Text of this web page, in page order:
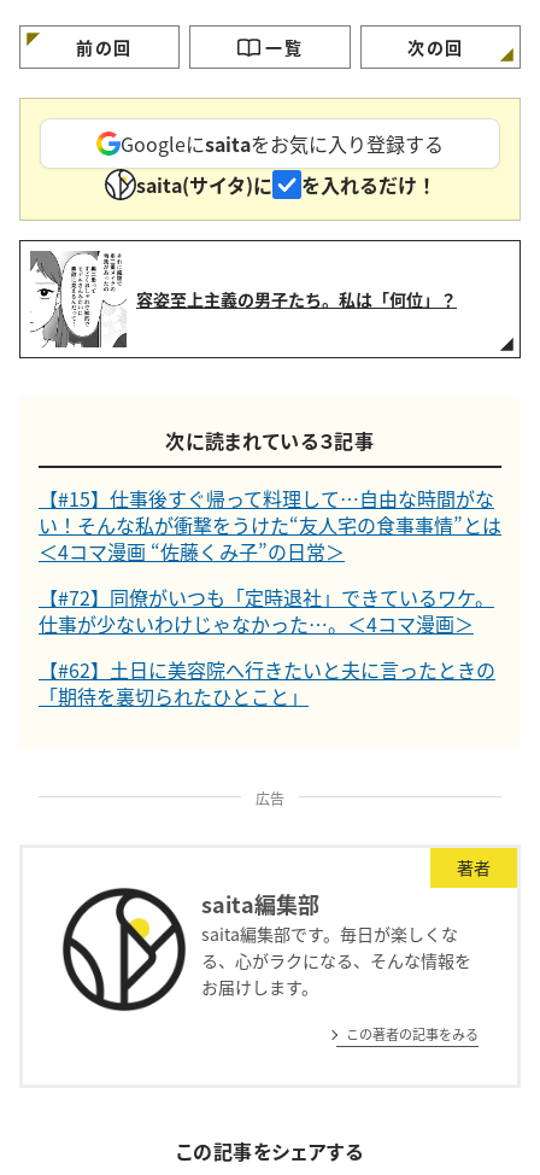
漫画＞
前の回 一覧 次の回
Googleにsaitaをお気に入り登録する
saita(サイタ)に
を入れるだけ！
容姿至上主義の男子たち。私は「何位」？
次に読まれている３記事
【#15】仕事後すぐ帰って料理して…自由な時間がな
い！そんな私が衝撃をうけた“友人宅の食事事情”とは
＜4コマ漫画 “佐藤くみ子”の日常＞
【#72】同僚がいつも「定時退社」できているワケ。
仕事が少ないわけじゃなかった…。＜4コマ漫画＞
【#62】土日に美容院へ行きたいと夫に言ったときの
「期待を裏切られたひとこと」
広告
著者
saita編集部
saita編集部です。毎日が楽しくな
る、心がラクになる、そんな情報を
お届けします。
この著者の記事をみる
この記事をシェアする